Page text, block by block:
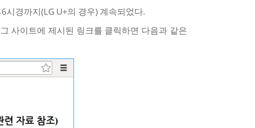
경까지(LG U+의 경우) 계속되었다.
사이트에 제시된 링크를 클릭하면 다음과 같은